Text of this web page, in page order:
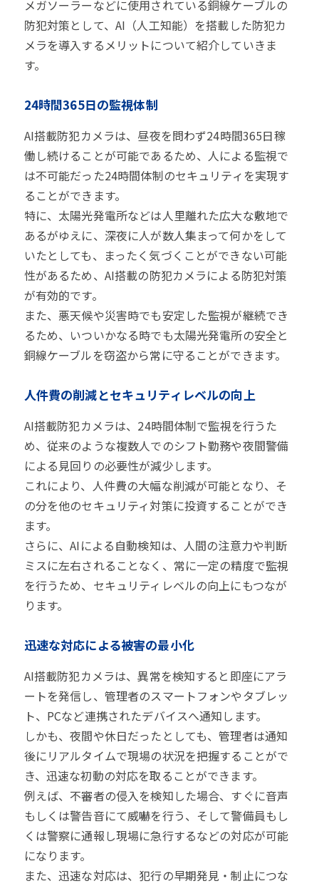
メガソーラーなどに使用されている銅線ケーブルの
防犯対策として、AI（人工知能）を搭載した防犯カ
メラを導入するメリットについて紹介していきま
す。
24時間365日の監視体制
AI搭載防犯カメラは、昼夜を問わず24時間365日稼
働し続けることが可能であるため、人による監視で
は不可能だった24時間体制のセキュリティを実現す
ることができます。
特に、太陽光発電所などは人里離れた広大な敷地で
あるがゆえに、深夜に人が数人集まって何かをして
いたとしても、まったく気づくことができない可能
性があるため、AI搭載の防犯カメラによる防犯対策
が有効的です。
また、悪天候や災害時でも安定した監視が継続でき
るため、いついかなる時でも太陽光発電所の安全と
銅線ケーブルを窃盗から常に守ることができます。
人件費の削減とセキュリティレベルの向上
AI搭載防犯カメラは、24時間体制で監視を行うた
め、従来のような複数人でのシフト勤務や夜間警備
による見回りの必要性が減少します。
これにより、人件費の大幅な削減が可能となり、そ
の分を他のセキュリティ対策に投資することができ
ます。
さらに、AIによる自動検知は、人間の注意力や判断
ミスに左右されることなく、常に一定の精度で監視
を行うため、セキュリティレベルの向上にもつなが
ります。
迅速な対応による被害の最小化
AI搭載防犯カメラは、異常を検知すると即座にアラ
ートを発信し、管理者のスマートフォンやタブレッ
ト、PCなど連携されたデバイスへ通知します。
しかも、夜間や休日だったとしても、管理者は通知
後にリアルタイムで現場の状況を把握することがで
き、迅速な初動の対応を取ることができます。
例えば、不審者の侵入を検知した場合、すぐに音声
もしくは警告音にて威嚇を行う、そして警備員もし
くは警察に通報し現場に急行するなどの対応が可能
になります。
また、迅速な対応は、犯行の早期発見・制止につな